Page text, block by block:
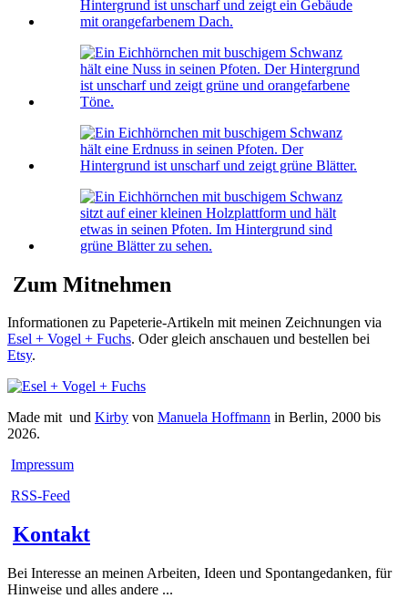
Zum Mitnehmen
Informationen zu Papeterie-Artikeln mit meinen Zeichnungen via
Esel + Vogel + Fuchs. Oder gleich anschauen und bestellen bei
Etsy.
Made mit und Kirby von Manuela Hoffmann in Berlin, 2000 bis
2026.
Impressum
RSS-Feed
Kontakt
Bei Interesse an meinen Arbeiten, Ideen und Spontangedanken, für
Hinweise und alles andere ...